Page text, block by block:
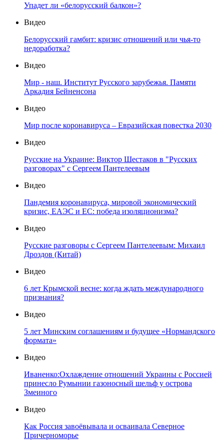
Упадет ли «белорусский балкон»?
Видео
Белорусский гамбит: кризис отношений или чья-то
недоработка?
Видео
Мир - наш. Институт Русского зарубежья. Памяти
Аркадия Бейненсона
Видео
Мир после коронавируса – Евразийская повестка 2030
Видео
Русские на Украине: Виктор Шестаков в "Русских
разговорах" с Сергеем Пантелеевым
Видео
Пандемия коронавируса, мировой экономический
кризис, ЕАЭС и ЕС: победа изоляционизма?
Видео
Русские разговоры с Сергеем Пантелеевым: Михаил
Дроздов (Китай)
Видео
6 лет Крымской весне: когда ждать международного
признания?
Видео
5 лет Минским соглашениям и будущее «Нормандского
формата»
Видео
Иваненко:Охлаждение отношений Украины с Россией
принесло Румынии газоносный шельф у острова
Змеиного
Видео
Как Россия завоёвывала и осваивала Северное
Причерноморье